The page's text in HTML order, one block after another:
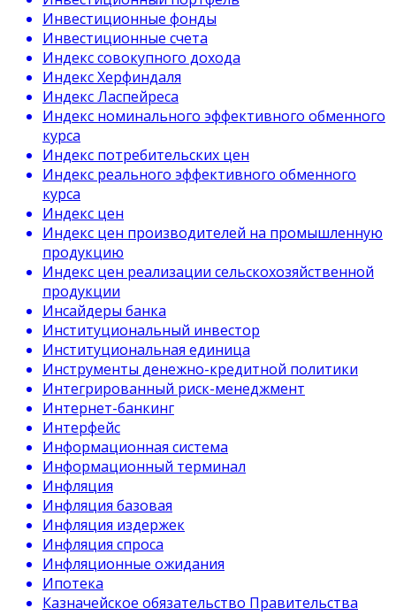
Инвестиционные фонды
Инвестиционные счета
Индекс совокупного дохода
Индекс Херфиндаля
Индекс Ласпейреса
Индекс номинального эффективного обменного
курса
Индекс потребительских цен
Индекс реального эффективного обменного
курса
Индекс цен
Индекс цен производителей на промышленную
продукцию
Индекс цен реализации сельскохозяйственной
продукции
Инсайдеры банка
Институциональный инвестор
Институциональная единица
Инструменты денежно-кредитной политики
Интегрированный риск-менеджмент
Интернет-банкинг
Интерфейс
Информационная система
Информационный терминал
Инфляция
Инфляция базовая
Инфляция издержек
Инфляция спроса
Инфляционные ожидания
Ипотека
Казначейское обязательство Правительства